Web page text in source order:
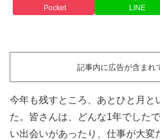
Pocket LINE
記事内に広告が含まれ
今年も残すところ、あとひと月と
た。皆さんは、どんな1年でした
い出会いがあったり、仕事が大変